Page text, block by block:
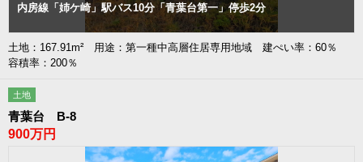
内房線「姉ケ崎」駅バス10分「青葉台第一」停歩2分
土地：167.91m² 用途：第一種中高層住居専用地域 建ぺい率：60％
容積率：200％
土地
青葉台 B-8
900万円